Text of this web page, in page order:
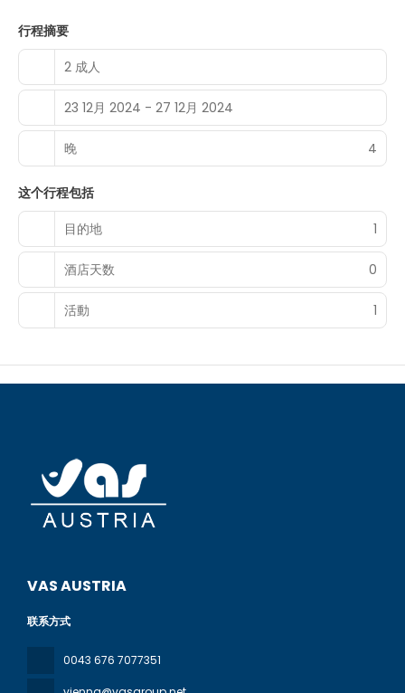
行程摘要
2 成人
23 12月 2024 - 27 12月 2024
晚 4
这个行程包括
目的地
1
酒店天数 0
活動 1
VAS AUSTRIA
联系方式
0043 676 7077351